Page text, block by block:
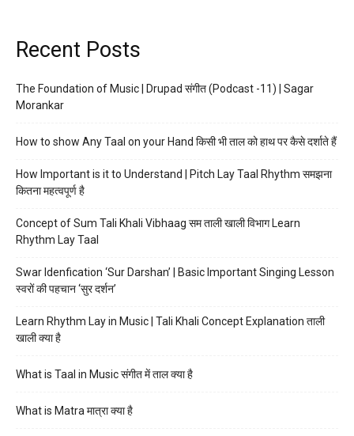
Recent Posts
The Foundation of Music | Drupad संगीत (Podcast -11) | Sagar
Morankar
How to show Any Taal on your Hand किसी भी ताल को हाथ पर कैसे दर्शाते हैं
How Important is it to Understand | Pitch Lay Taal Rhythm समझना
कितना महत्वपूर्ण है
Concept of Sum Tali Khali Vibhaag सम ताली खाली विभाग Learn
Rhythm Lay Taal
Swar Idenfication ‘Sur Darshan’ | Basic Important Singing Lesson
स्वरों की पहचान ‘सुर दर्शन’
Learn Rhythm Lay in Music | Tali Khali Concept Explanation ताली
खाली क्या है
What is Taal in Music संगीत में ताल क्या है
What is Matra मात्रा क्या है